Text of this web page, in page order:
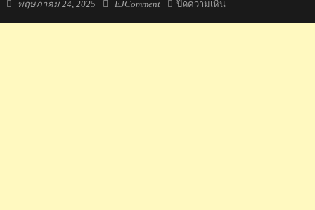
Posted
พฤษภาคม 24, 2025 Author
EJComment ปิดความเห็นบน